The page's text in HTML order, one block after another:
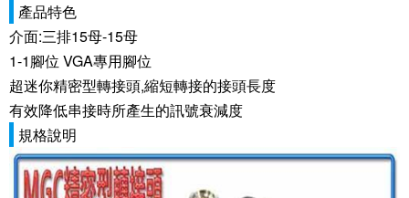
產品特色
介面:三排15母-15母
1-1腳位 VGA專用腳位
超迷你精密型轉接頭,縮短轉接的接頭長度
有效降低串接時所產生的訊號衰減度
規格說明